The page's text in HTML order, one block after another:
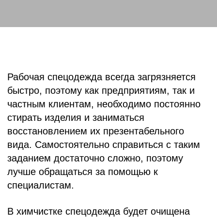
Рабочая спецодежда всегда загрязняется
быстро, поэтому как предприятиям, так и
частным клиентам, необходимо постоянно
стирать изделия и заниматься
восстановлением их презентабельного
вида. Самостоятельно справиться с таким
заданием достаточно сложно, поэтому
лучше обращаться за помощью к
специалистам.
В химчистке спецодежда будет очищена